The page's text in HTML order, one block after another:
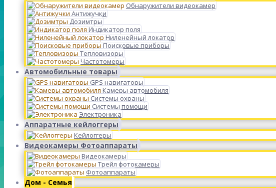
Обнаружители видеокамер
Антижучки
Дозимтры
Индикатор поля
Ниленейный локатор
Поисковые приборы
Тепловизоры
Частотомеры
Автомобильные товары
GPS навигаторы
Камеры автомобиля
Системы охраны
Системы помощи
Электроника
Аппаратные кейлоггеры
Кейлоггеры
Видеокамеры Фотоаппараты
Видеокамеры
Трейл фотокамеры
Фотоаппараты
Дом - Семья